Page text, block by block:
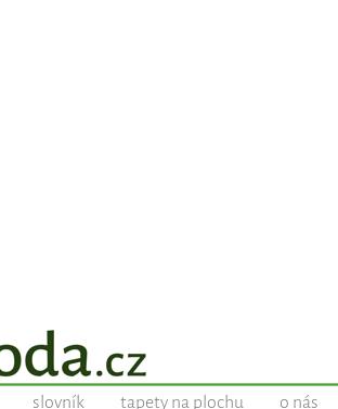
slovník tapety na plochu o nás